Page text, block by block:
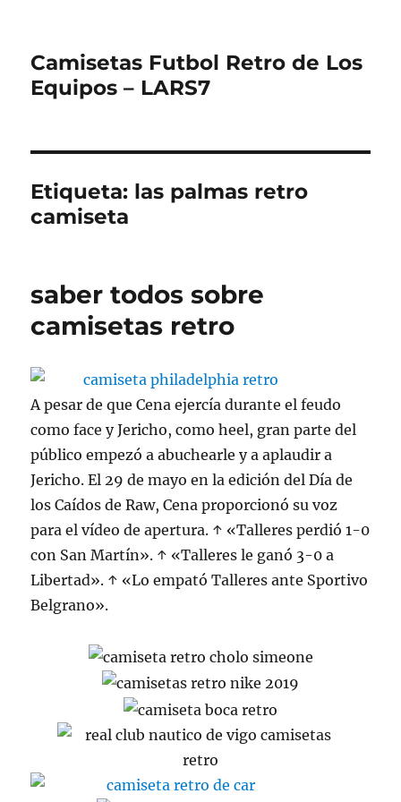
Camisetas Futbol Retro de Los
Equipos – LARS7
Etiqueta: las palmas retro
camiseta
saber todos sobre
camisetas retro
A pesar de que Cena ejercía durante el feudo
como face y Jericho, como heel, gran parte del
público empezó a abuchearle y a aplaudir a
Jericho. El 29 de mayo en la edición del Día de
los Caídos de Raw, Cena proporcionó su voz
para el vídeo de apertura. ↑ «Talleres perdió 1-0
con San Martín». ↑ «Talleres le ganó 3-0 a
Libertad». ↑ «Lo empató Talleres ante Sportivo
Belgrano».